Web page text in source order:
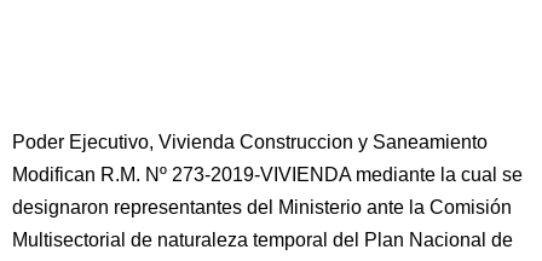
Poder Ejecutivo, Vivienda Construccion y Saneamiento
Modifican R.M. Nº 273-2019-VIVIENDA mediante la cual se
designaron representantes del Ministerio ante la Comisión
Multisectorial de naturaleza temporal del Plan Nacional de